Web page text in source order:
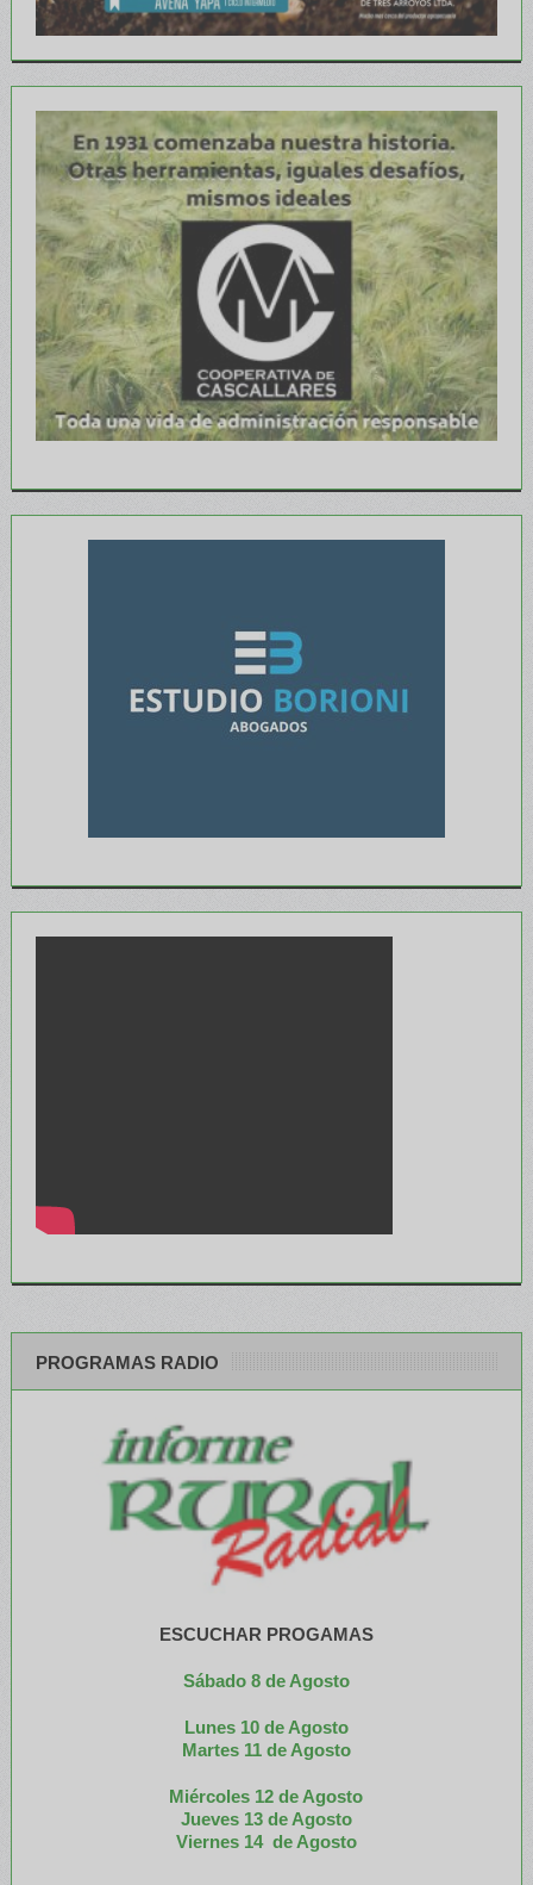
PROGRAMAS RADIO
ESCUCHAR PROGAMAS
Sábado 8 de Agosto
Lunes 10 de Agosto
Martes 11 de Agosto
Miércoles 12 de Agosto
Jueves 13 de Agosto
Viernes 14 de Agosto